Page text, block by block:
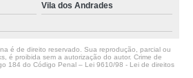
Vila dos Andrades
é de direito reservado. Sua reprodução, parcial ou
é proibida sem a autorização do autor. Crime de
184 do Código Penal – Lei 9610/98 - Lei de direitos